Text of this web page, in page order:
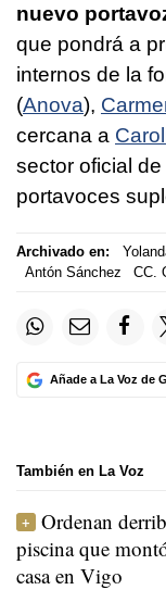
nuevo
que pondrá a
internos de la
(Anova),
cercana a
sector oficial
portavoces
Archivado en:
Antón Sánchez
CC.
Añade a La Voz de
También en La Voz
Ordenan
piscina que
casa en Vigo